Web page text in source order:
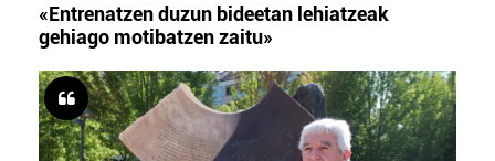
«Entrenatzen duzun bideetan lehiatzeak
gehiago motibatzen zaitu»